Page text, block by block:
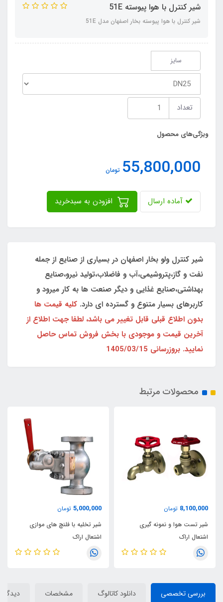
شیر کنترل با هوا پیوسته 51E
شیر کنترل با هوا پیوسته بخار اصفهان مدل 51E
سایز
تعداد
ویژگی‌های محصول
55,800,000 تومان
آماده ارسال
شیر کنترل ولو بخار اصفهان در بسیاری از صنایع از جمله
نفت و گاز،پتروشیمی،آب و فاضلاب،تولید نیرو،صنایع
بهداشتی،صنایع غذایی و دیگر صنعت ها به کار میرود و
کاربرهای بسیار متنوع و گسترده ای دارد. کلیه قیمت ها
بدون اطلاع قبلی قابل تغییر می باشد، لطفا جهت اطلاع از
آخرین قیمت و موجودی با بخش فروش تماس حاصل
نمایید. بروزرسانی 1405/03/15
محصولات مرتبط
8,100,000 تومان
شیر تست هوا و نمونه گیری
اشتعال اراک
5,000,000 تومان
شیر تخلیه با فلنچ های موازی
اشتعال اراک
بررسی تخصصی دانلود کاتالوگ مشخصات